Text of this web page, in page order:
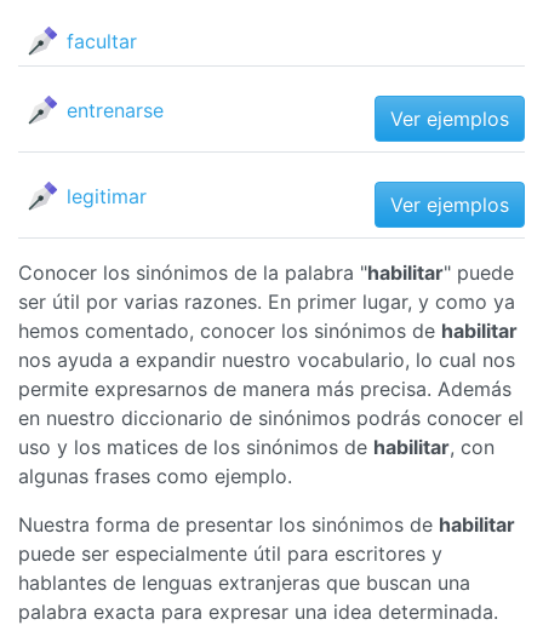
facultar
entrenarse Ver ejemplos
legitimar Ver ejemplos
Conocer los sinónimos de la palabra "habilitar" puede
ser útil por varias razones. En primer lugar, y como ya
hemos comentado, conocer los sinónimos de habilitar
nos ayuda a expandir nuestro vocabulario, lo cual nos
permite expresarnos de manera más precisa. Además
en nuestro diccionario de sinónimos podrás conocer el
uso y los matices de los sinónimos de habilitar, con
algunas frases como ejemplo.
Nuestra forma de presentar los sinónimos de habilitar
puede ser especialmente útil para escritores y
hablantes de lenguas extranjeras que buscan una
palabra exacta para expresar una idea determinada.